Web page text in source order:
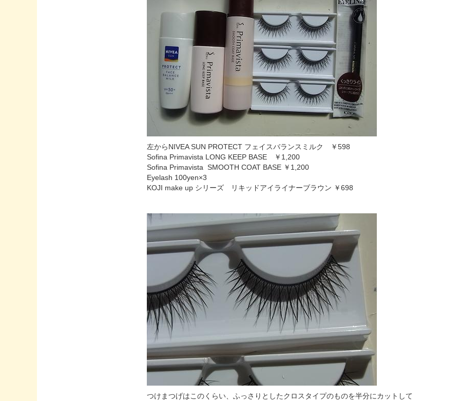
左からNIVEA SUN PROTECT フェイスバランスミルク ￥598
Sofina Primavista LONG KEEP BASE ￥1,200
Sofina Primavista SMOOTH COAT BASE ￥1,200
Eyelash 100yen×3
KOJI make up シリーズ リキッドアイライナーブラウン ￥698
つけまつげはこのくらい、ふっさりとしたクロスタイプのものを半分にカットして